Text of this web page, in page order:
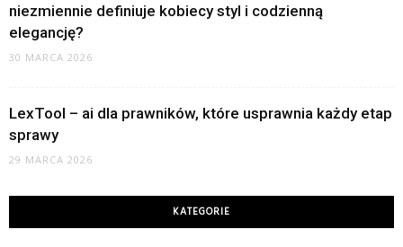
niezmiennie definiuje kobiecy styl i codzienną
elegancję?
30 MARCA 2026
LexTool – ai dla prawników, które usprawnia każdy etap
sprawy
29 MARCA 2026
KATEGORIE